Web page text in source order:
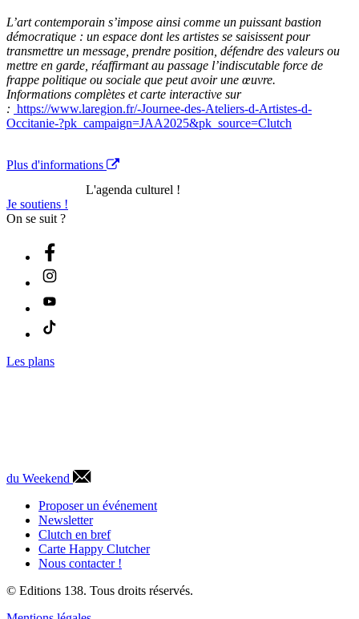
L’art contemporain s’impose ainsi comme un puissant bastion
démocratique : un espace dont les artistes se saisissent pour
transmettre un message, prendre position, défendre des valeurs ou
mettre en garde, réaffirmant au passage l’indiscutable force de
frappe politique ou sociale que peut avoir une œuvre.
Informations complètes et carte interactive sur
: https://www.laregion.fr/-Journee-des-Ateliers-d-Artistes-d-
Occitanie-?pk_campaign=JAA2025&pk_source=Clutch
Plus d'informations
L'agenda culturel !
Je soutiens !
On se suit ?
Les plans
du Weekend
Proposer un événement
Newsletter
Clutch en bref
Carte Happy Clutcher
Nous contacter !
© Editions 138. Tous droits réservés.